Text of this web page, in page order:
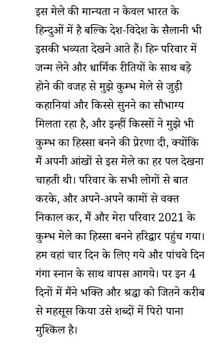
इस मेले की मान्यता न केवल भारत के
हिन्दुओं में है बल्कि देश-विदेश के सैलानी भी
इसकी भव्यता देखने आते हैं। हिन्दू परिवार में
जन्म लेने और धार्मिक रीतियों के साथ बड़े
होने की वजह से मुझे कुम्भ मेले से जुड़ी
कहानियां और किस्से सुनने का सौभाग्य
मिलता रहा है, और इन्हीं किस्सों ने मुझे भी
कुम्भ का हिस्सा बनने की प्रेरणा दी, क्योंकि
मैं अपनी आंखों से इस मेले का हर पल देखना
चाहती थी। परिवार के सभी लोगों से बात
करके, और अपने-अपने कामों से वक्त
निकाल कर, मैं और मेरा परिवार 2021 के
कुम्भ मेले का हिस्सा बनने हरिद्वार पहुंच गया।
हम वहां चार दिन के लिए गये और पांचवे दिन
गंगा स्नान के साथ वापस आगये। पर इन 4
दिनों में मैंने भक्ति और श्रद्धा को जितने करीब
से महसूस किया उसे शब्दों में पिरो पाना
मुश्किल है।